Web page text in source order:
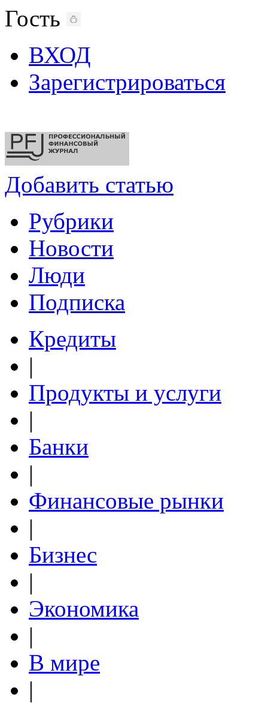
Гость
ВХОД
Зарегистрироваться
Добавить статью
Рубрики
Новости
Люди
Подписка
Кредиты
|
Продукты и услуги
|
Банки
|
Финансовые рынки
|
Бизнес
|
Экономика
|
В мире
|